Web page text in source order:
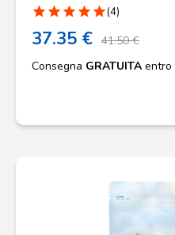
star star star star star(4)
37.35 € 41.50 €
Consegna GRATUITA entro